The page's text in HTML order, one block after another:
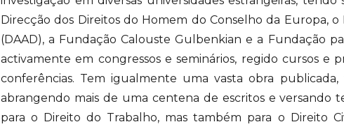
Direcção dos Direitos do Homem do Conselho da Europa,
(DAAD), a Fundação Calouste Gulbenkian e a Fundação
activamente em congressos e seminários, regido cursos
conferências. Tem igualmente uma vasta obra
abrangendo mais de uma centena de escritos e versando
para o Direito do Trabalho, mas também para o Direito